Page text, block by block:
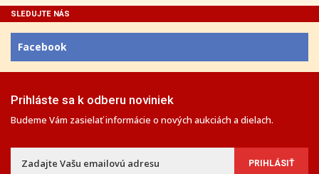
SLEDUJTE NÁS
Facebook
Prihláste sa k odberu noviniek
Budeme Vám zasielať informácie o nových aukciách a dielach.